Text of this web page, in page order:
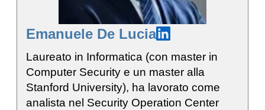
Emanuele De Lucia
Laureato in Informatica (con master in
Computer Security e un master alla
Stanford University), ha lavorato come
analista nel Security Operation Center